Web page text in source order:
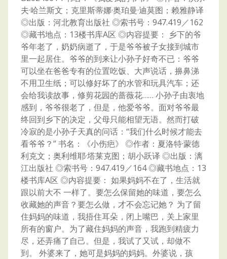
夫·哈兰斯文；克里斯蒂娜·奥珀曼·迪莫图；赖雅静译
◎出版：河北教育出版社 ◎索书号：947.419／162
◎藏书地点：13楼书库A区 ◎内容提要： 乡下的爷
爷年老了，奶奶病逝了，于是爷爷被子女接到城市
里一起居住。爷爷的到来让小孙子好奇不已：爷爷
可以坐在爸爸专有的位置吃饭、大声说话，擤鼻涕
不用卫生纸；可以修好坏了的水管和玩具汽车；还
会给我读故事，修剪花园的蔷薇花…… 小孙子由衷地
感到，爷爷很老了，但是，他爱爷爷。面对爷爷最
终回到乡下的决定，父母只能相望无语。然而打破
冷寂的是小孙子天真的问话：“我们什么时候才能去
看爷爷？” 书名：《小伤疤》 ◎作者：夏洛特·蒙德
利克文；奥利维耶·塔莱克图；胡小跃译 ◎出版：漓
江出版社 ◎索书号：947.419／164 ◎藏书地点：13
楼书库A区 ◎内容提要： 如果妈妈不在了，生活就
跟以前大不 一样了。要怎么保留她的味道，要怎么
收藏她的声音？要怎么做，才不会忘记她？ 为了留
住妈妈的味道，我捂住耳朵，闭上嘴巴，关上家里
所有的窗户。为了藏住妈妈的声音，我跑到精疲力
尽，还弄痛了自己。但是，我试了又试，却做不
到。 外婆来了，她可是妈妈的妈妈。外婆说，孩